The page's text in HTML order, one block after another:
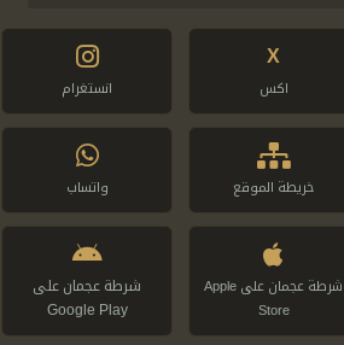
X
اكس انستغرام
خريطة الموقع واتساب
شرطة عجمان على Apple
Store
شرطة عجمان على
Google Play